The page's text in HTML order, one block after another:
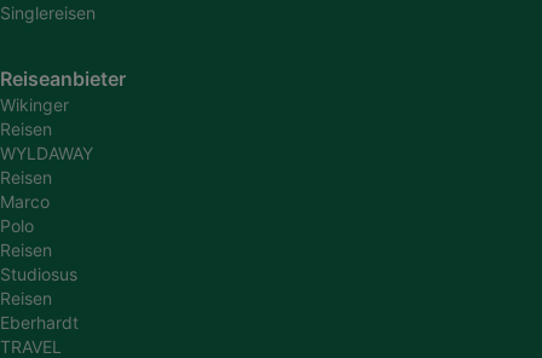
Singlereisen
Reiseanbieter
Wikinger
Reisen
WYLDAWAY
Reisen
Marco
Polo
Reisen
Studiosus
Reisen
Eberhardt
TRAVEL